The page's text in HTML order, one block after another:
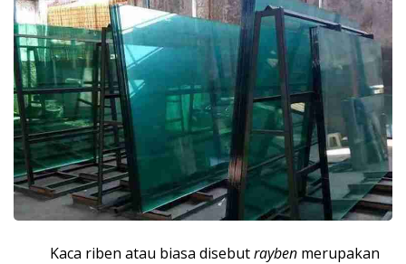
Kaca riben atau biasa disebutrayben merupakan